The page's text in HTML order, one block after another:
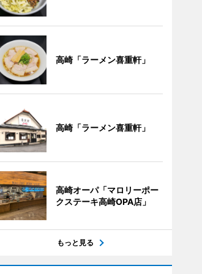
高崎「ラーメン喜重軒」
高崎「ラーメン喜重軒」
高崎オーパ「マロリーポー
クステーキ高崎OPA店」
もっと見る